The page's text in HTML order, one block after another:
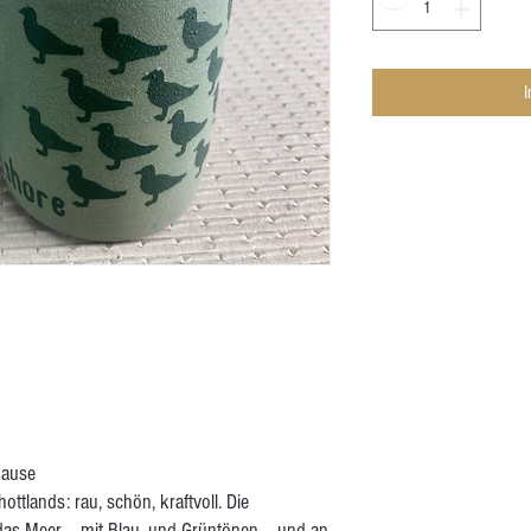
rau, schön, kraftvoll. Die